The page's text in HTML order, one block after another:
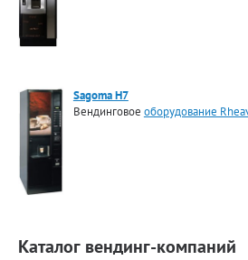
Sagoma H7
Вендинговое оборудование
Каталог вендинг-компаний